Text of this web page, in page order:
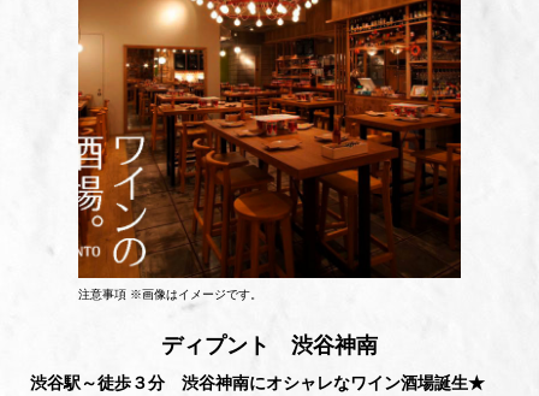
注意事項 ※画像はイメージです。
ディプント 渋谷神南
渋谷駅～徒歩３分 渋谷神南にオシャレなワイン酒場誕生★